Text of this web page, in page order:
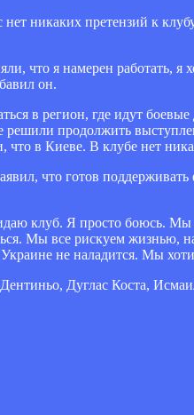
никаких претензий к
что я намерен работать,
он.
в регион, где идут
решили продолжить
что в Киеве. В клубе нет
что готов
клуб. Я просто боюсь. Мы
Мы все рискуем жизнью,
не наладится. Мы
Дуглас Коста,